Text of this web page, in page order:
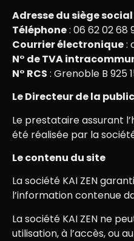
Adresse du siège social
Téléphone: 06 62 02 68
Courrier électronique:
N° de TVA
N° RCS : Grenoble B 925
Le Directeur de la
Le prestataire assurant
été réalisée par la
Le contenu du site
La société KAI ZEN
l’information contenue
La société KAI ZEN ne
utilisation, à l’accès, ou